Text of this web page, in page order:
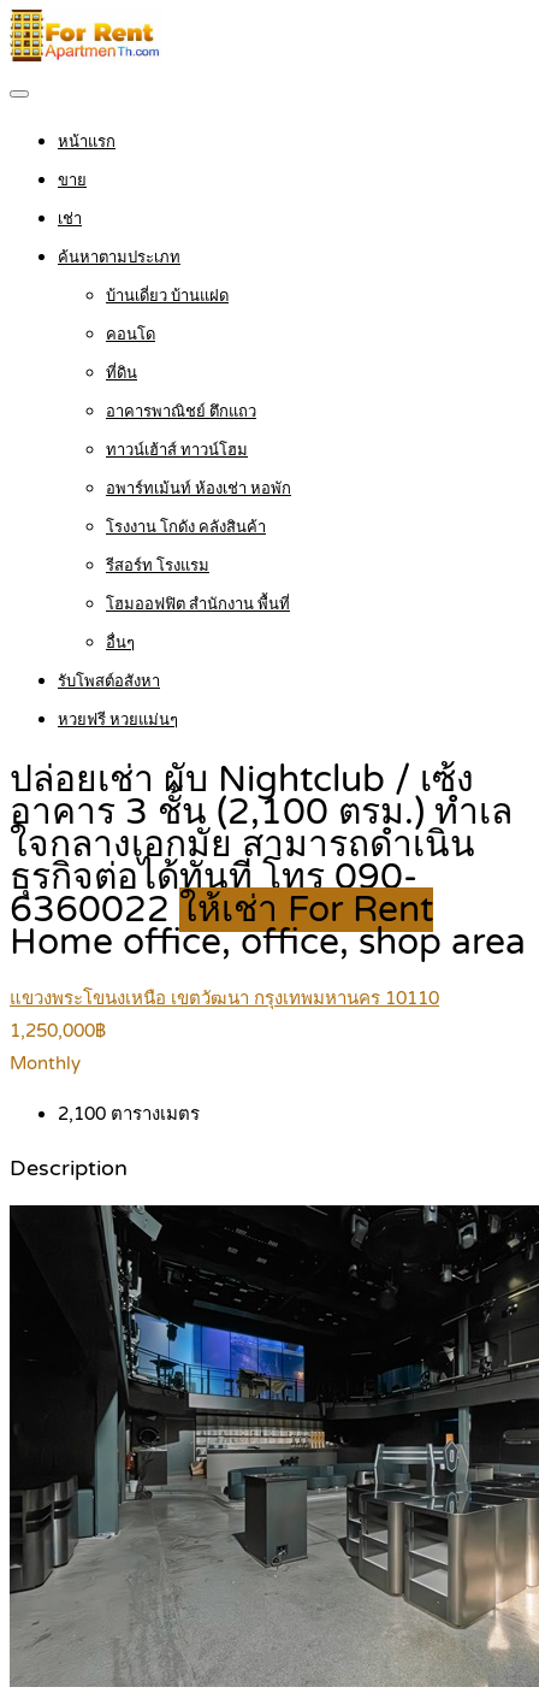
หน้าแรก
ขาย
เช่า
ค้นหาตามประเภท
บ้านเดี่ยว บ้านแฝด
คอนโด
ที่ดิน
อาคารพาณิชย์ ตึกแถว
ทาวน์เฮ้าส์ ทาวน์โฮม
อพาร์ทเม้นท์ ห้องเช่า หอพัก
โรงงาน โกดัง คลังสินค้า
รีสอร์ท โรงแรม
โฮมออฟฟิต สำนักงาน พื้นที่
อื่นๆ
รับโพสต์อสังหา
หวยฟรี หวยแม่นๆ
ปล่อยเช่า ผับ Nightclub / เซ้ง
อาคาร 3 ชั้น (2,100 ตรม.) ทำเล
ใจกลางเอกมัย สามารถดำเนิน
ธุรกิจต่อได้ทันที โทร 090-
6360022 ให้เช่า For Rent
Home office, office, shop area
แขวงพระโขนงเหนือ เขตวัฒนา กรุงเทพมหานคร 10110
1,250,000฿
Monthly
2,100 ตารางเมตร
Description